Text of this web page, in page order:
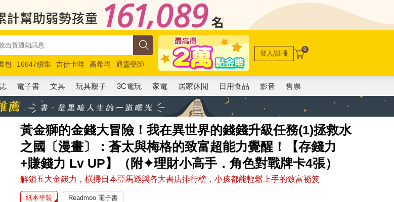
包 16647續集 吉伊卡哇 高希均
通靈藥師
玩具總動員5 超慢跑
登入/註冊 0
電子書 文具 玩具親子 3C電玩 家電 居家休閒 日用食品 影音 售票
黃金獅的金錢大冒險！我在異世界的錢錢升級任務(1)拯救水
之國〔漫畫〕：蒼太與梅格的致富超能力覺醒！【存錢力
+賺錢力 Lv UP】（附✦理財小高手．角色對戰牌卡4張）
解鎖五大金錢力，橫掃日本亞馬遜與各大書店排行榜，小孩都能輕鬆上手的致富祕笈
紙本平裝 Readmoo 電子書